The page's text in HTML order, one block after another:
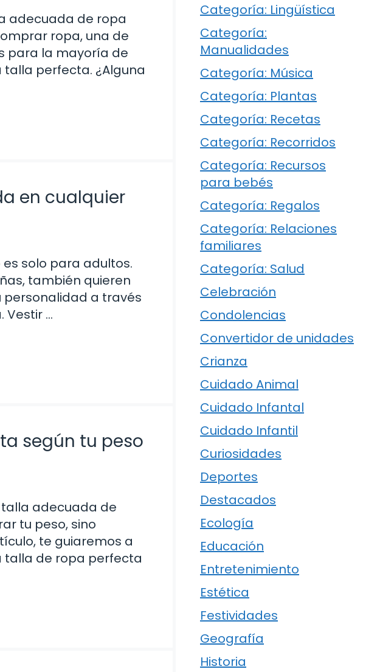
adecuada de ropa
ropa, una de
para la mayoría de
perfecta. ¿Alguna
en cualquier
solo para adultos.
también quieren
personalidad a través
Vestir …
según tu peso
adecuada de
tu peso, sino
te guiaremos a
talla de ropa perfecta
Categoría: Lingüística
Categoría:
Manualidades
Categoría: Música
Categoría: Plantas
Categoría: Recetas
Categoría: Recorridos
Categoría: Recursos
para bebés
Categoría: Regalos
Categoría: Relaciones
familiares
Categoría: Salud
Celebración
Condolencias
Convertidor de unidades
Crianza
Cuidado Animal
Cuidado Infantal
Cuidado Infantil
Curiosidades
Deportes
Destacados
Ecología
Educación
Entretenimiento
Estética
Festividades
Geografía
Historia